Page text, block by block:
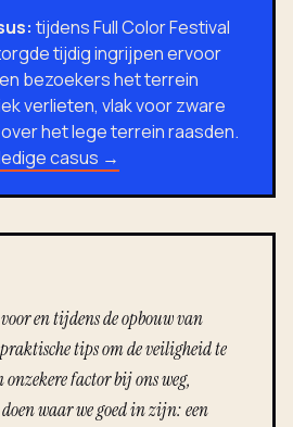
tijdens Full Color Festival
tijdig ingrijpen ervoor
bezoekers het terrein
verlieten, vlak voor zware
het lege terrein raasden.
casus →
en tijdens de opbouw van
tips om de veiligheid te
onzekere factor bij ons weg,
waar we goed in zijn: een